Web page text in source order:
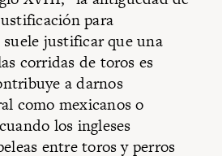
para
justificar que una
corridas de toros es
a darnos
como mexicanos o
los ingleses
entre toros y perros